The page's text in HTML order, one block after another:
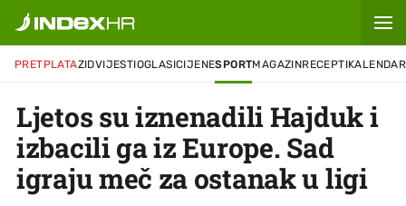
PRETPLATAZIDVIJESTIOGLASICIJENESPORTMAGAZINRECEPTIKALENDAR
Ljetos su iznenadili Hajduk i
izbacili ga iz Europe. Sad
igraju meč za ostanak u ligi